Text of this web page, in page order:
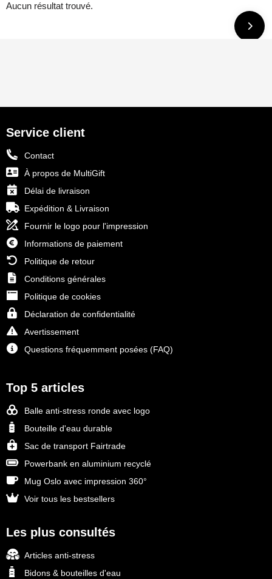
Aucun résultat trouvé.
Service client
Contact
À propos de MultiGift
Délai de livraison
Expédition & Livraison
Fournir le logo pour l'impression
Informations de paiement
Politique de retour
Conditions générales
Politique de cookies
Déclaration de confidentialité
Avertissement
Questions fréquemment posées (FAQ)
Top 5 articles
Balle anti-stress ronde avec logo
Bouteille d'eau durable
Sac de transport Fairtrade
Powerbank en aluminium recyclé
Mug Oslo avec impression 360°
Voir tous les bestsellers
Les plus consultés
Articles anti-stress
Bidons & bouteilles d'eau